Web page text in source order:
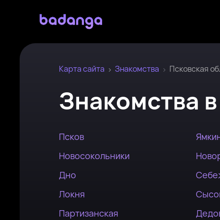
Карта сайта Знакомства Псковская
Знакомства
Псков
Новосокольники
Дно
Локня
Партизанская